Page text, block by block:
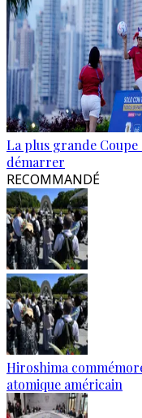
La plus grande Coupe
démarrer
RECOMMANDÉ
Hiroshima
atomique américain